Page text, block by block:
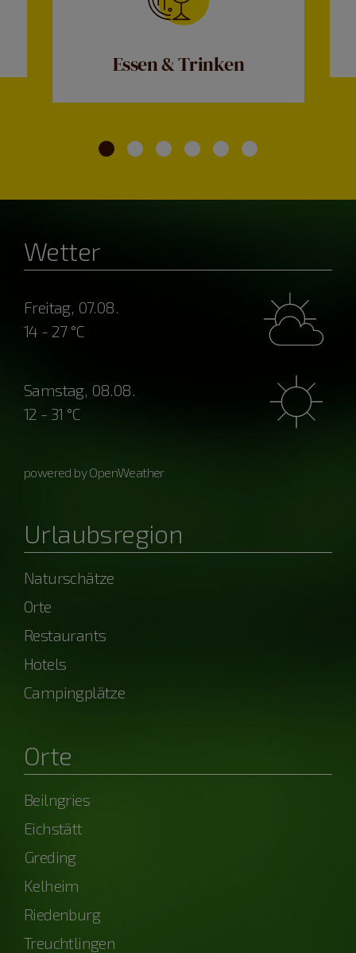
Essen & Trinken
Wetter
Freitag, 07.08.
14 - 27 °C
Samstag, 08.08.
12 - 31 °C
powered by OpenWeather
Urlaubsregion
Naturschätze
Orte
Restaurants
Hotels
Campingplätze
Orte
Beilngries
Eichstätt
Greding
Kelheim
Riedenburg
Treuchtlingen